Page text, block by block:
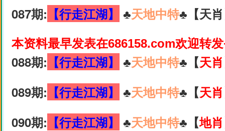
087期: 【行走江湖】 ♣️天地中特♣️【天
本资料最早发表在686158.com欢迎转
088期: 【行走江湖】 ♣️天地中特♣️【天肖
089期: 【行走江湖】 ♣️天地中特♣️【天肖
090期: 【行走江湖】 ♣️天地中特♣️【地肖